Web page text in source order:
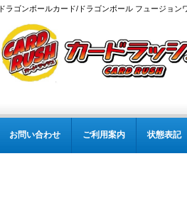
ドラゴンボールカード/ドラゴンボール フュージョン
お問い合わせ ご利用案内 状態表記